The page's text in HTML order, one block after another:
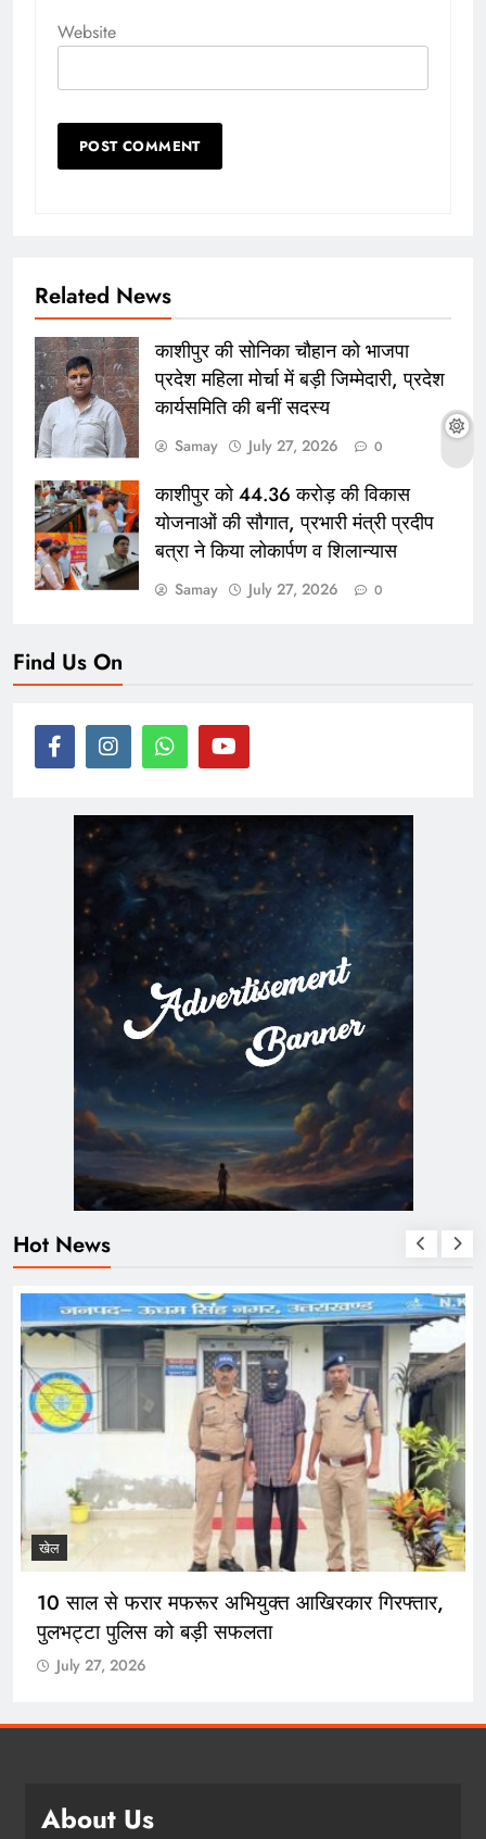
Website
Related News
काशीपुर की सोनिका चौहान को भाजपा
प्रदेश महिला मोर्चा में बड़ी जिम्मेदारी, प्रदेश
कार्यसमिति की बनीं सदस्य
Samay July 27, 2026 0
काशीपुर को 44.36 करोड़ की विकास
योजनाओं की सौगात, प्रभारी मंत्री प्रदीप
बत्रा ने किया लोकार्पण व शिलान्यास
Samay July 27, 2026 0
Find Us On
Hot News
खेल
10 साल से फरार मफरूर अभियुक्त आखिरकार गिरफ्तार,
पुलभट्टा पुलिस को बड़ी सफलता
July 27, 2026
About Us